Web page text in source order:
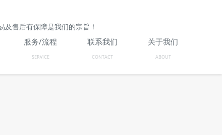
售后有保障是我们的宗旨！
服务/流程
SERVICE
联系我们
CONTACT
关于我们
ABOUT